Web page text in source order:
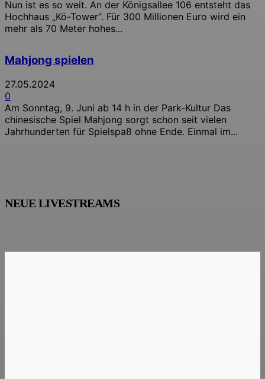
Nun ist es so weit. An der Königsallee 106 entsteht das
Hochhaus „Kö-Tower“. Für 300 Millionen Euro wird ein
mehr als 70 Meter hohes...
Mahjong spielen
27.05.2024
0
Am Sonntag, 9. Juni ab 14 h in der Park-Kultur Das
chinesische Spiel Mahjong sorgt schon seit vielen
Jahrhunderten für Spielspaß ohne Ende. Einmal im...
NEUE LIVESTREAMS